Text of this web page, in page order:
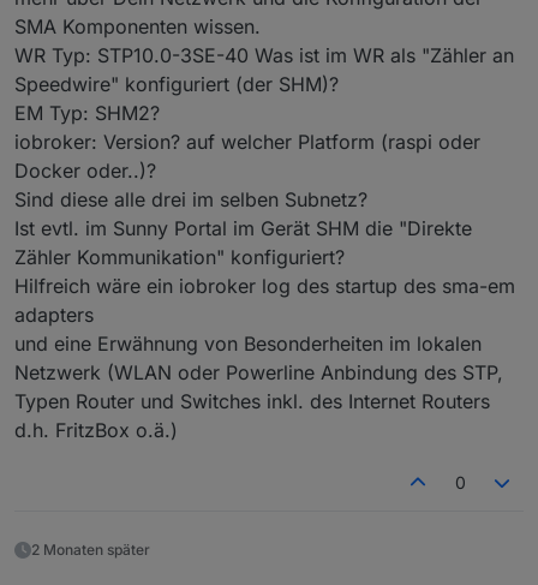
SMA Komponenten wissen.
WR Typ: STP10.0-3SE-40 Was ist im WR als "Zähler an
Speedwire" konfiguriert (der SHM)?
EM Typ: SHM2?
iobroker: Version? auf welcher Platform (raspi oder
Docker oder..)?
Sind diese alle drei im selben Subnetz?
Ist evtl. im Sunny Portal im Gerät SHM die "Direkte
Zähler Kommunikation" konfiguriert?
Hilfreich wäre ein iobroker log des startup des sma-em
adapters
und eine Erwähnung von Besonderheiten im lokalen
Netzwerk (WLAN oder Powerline Anbindung des STP,
Typen Router und Switches inkl. des Internet Routers
d.h. FritzBox o.ä.)
0
2 Monaten später